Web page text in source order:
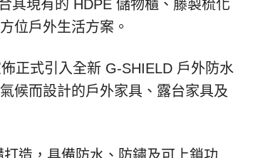
其現有的 HDPE 儲物櫃、藤製梳化
位戶外生活方案。
正式引入全新 G-SHIELD 戶外防水
候而設計的戶外家具、露台家具及